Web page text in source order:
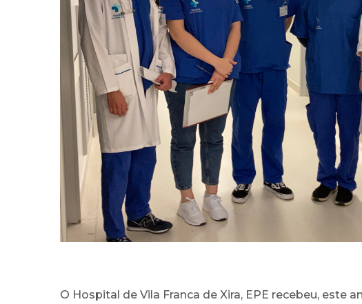
O Hospital de Vila Franca de Xira, EPE recebeu, este